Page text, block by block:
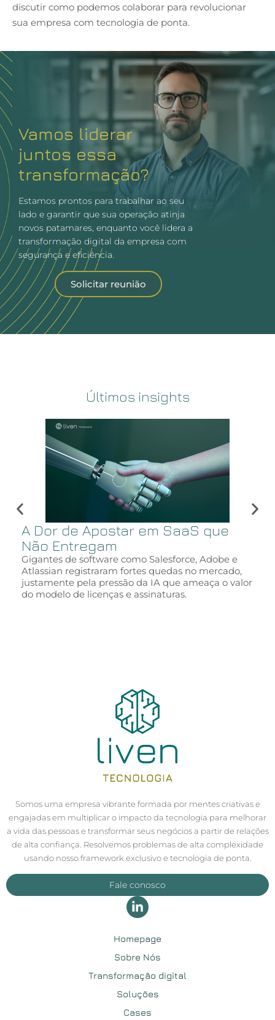
discutir como podemos colaborar para revolucionar
sua empresa com tecnologia de ponta.
Vamos liderar
juntos essa
transformação?
Estamos prontos para trabalhar ao seu
lado e garantir que sua operação atinja
novos patamares, enquanto você lidera a
transformação digital da empresa com
segurança e eficiência.
Solicitar reunião
Últimos insights
A Dor de Apostar em SaaS que
Não Entregam
Gigantes de software como Salesforce, Adobe e
Atlassian registraram fortes quedas no mercado,
justamente pela pressão da IA que ameaça o valor
do modelo de licenças e assinaturas.
Somos uma empresa vibrante formada por mentes criativas e
engajadas em multiplicar o impacto da tecnologia para melhorar
a vida das pessoas e transformar seus negócios a partir de relações
de alta confiança. Resolvemos problemas de alta complexidade
usando nosso framework exclusivo e tecnologia de ponta.
Fale conosco
Homepage
Sobre Nós
Transformação digital
Soluções
Cases